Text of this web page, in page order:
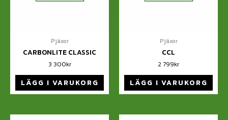
Pjäxor
CARBONLITE CLASSIC
3 300kr
LÄGG I VARUKORG
Pjäxor
CCL
2 799kr
LÄGG I VARUKORG